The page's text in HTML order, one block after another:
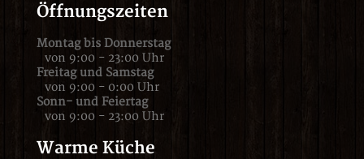
Öffnungszeiten
Montag bis Donnerstag
von 9:00 - 23:00 Uhr
Freitag und Samstag
von 9:00 - 0:00 Uhr
Sonn- und Feiertag
von 9:00 - 23:00 Uhr
Warme Küche